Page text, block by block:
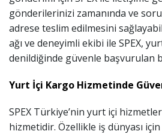
gönderilerinizi zamanında ve
adrese teslim edilmesini
ağı ve deneyimli ekibi ile SPEX,
denildiğinde güvenle başvurulan
Yurt İçi Kargo Hizmetinde
SPEX Türkiye’nin yurt içi
hizmetidir. Özellikle iş dünyası için